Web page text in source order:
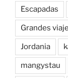
Escapadas
Grandes
Jordania
mangystau